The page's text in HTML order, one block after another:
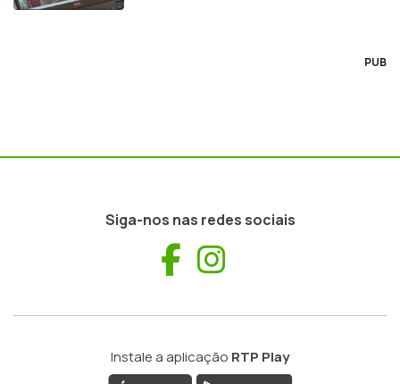
PUB
Siga-nos nas redes sociais
Facebook
Instale a aplicação RTP Play